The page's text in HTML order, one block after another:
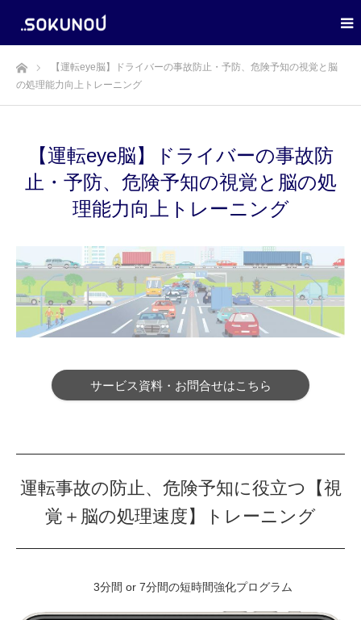
ホーム 【運転eye脳】ドライバーの事故防止・予防、危険予知の視覚と脳
の処理能力向上トレーニング
【運転eye脳】ドライバーの事故防
止・予防、危険予知の視覚と脳の処
理能力向上トレーニング
サービス資料・お問合せはこちら
運転事故の防止、危険予知に役立つ【視
覚＋脳の処理速度】トレーニング
3分間 or 7分間の短時間強化プログラム